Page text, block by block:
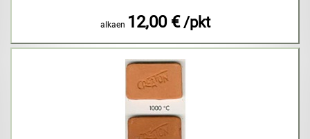
alkaen 12,00 € /pkt